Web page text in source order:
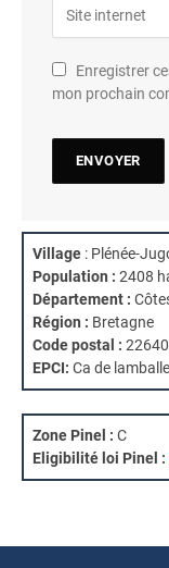
Enregistrer
mon prochain
Village : Plénée-
Population : 2408
Département :
Région : Bretagne
Code postal : 22640
EPCI: Ca de
Zone Pinel : C
Eligibilité loi Pinel :